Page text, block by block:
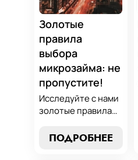
руководством.
Золотые
правила
выбора
микрозайма: не
пропустите!
Исследуйте с нами
золотые правила
и узнайте, как
ПОДРОБНЕЕ